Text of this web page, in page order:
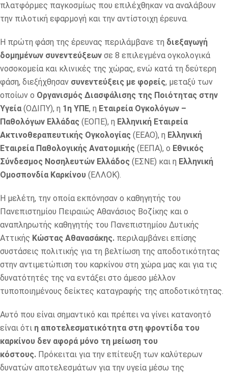
πλατφόρμες παγκοσμίως που επιλέχθηκαν να αναλάβουν
την πιλοτική εφαρμογή και την αντίστοιχη έρευνα.
Η πρώτη φάση της έρευνας περιλάμβανε τη διεξαγωγή
δομημένων συνεντεύξεων σε 8 επιλεγμένα ογκολογικά
νοσοκομεία και κλινικές της χώρας, ενώ κατά τη δεύτερη
φάση, διεξήχθησαν συνεντεύξεις με φορείς, μεταξύ των
οποίων ο Οργανισμός Διασφάλισης της Ποιότητας στην
Υγεία (ΟΔΙΠΥ), η 1η ΥΠΕ, η Εταιρεία Ογκολόγων –
Παθολόγων Ελλάδας (ΕΟΠΕ), η Ελληνική Εταιρεία
Ακτινοθεραπευτικής Ογκολογίας (ΕΕΑΟ), η Ελληνική
Εταιρεία Παθολογικής Ανατομικής (ΕΕΠΑ), ο Εθνικός
Σύνδεσμος Νοσηλευτών Ελλάδος (ΕΣΝΕ) και η Ελληνική
Ομοσπονδία Καρκίνου (ΕΛΛΟΚ).
Η μελέτη, την οποία εκπόνησαν ο καθηγητής του
Πανεπιστημίου Πειραιώς Αθανάσιος Βοζίκης και ο
αναπληρωτής καθηγητής του Πανεπιστημίου Δυτικής
Αττικής Κώστας Αθανασάκης. περιλαμβάνει επίσης
συστάσεις πολιτικής για τη βελτίωση της αποδοτικότητας
στην αντιμετώπιση του καρκίνου στη χώρα μας και για τις
δυνατότητές της να εντάξει στο άμεσο μέλλον
τυποποιημένους δείκτες καταγραφής της αποδοτικότητας.
Αυτό που είναι σημαντικό και πρέπει να γίνει κατανοητό
είναι ότι η αποτελεσματικότητα στη φροντίδα του
καρκίνου δεν αφορά μόνο τη μείωση του
κόστους. Πρόκειται για την επίτευξη των καλύτερων
δυνατών αποτελεσμάτων για την υγεία μέσω της